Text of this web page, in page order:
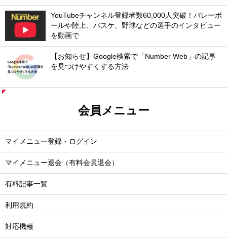
YouTubeチャンネル登録者数60,000人突破！バレーボ
ールや陸上、バスケ、野球などの選手のインタビュー
を動画で
【お知らせ】Google検索で「Number Web」の記事
を見つけやすくする方法
会員メニュー
マイメニュー登録・ログイン
マイメニュー退会（有料会員退会）
有料記事一覧
利用規約
対応機種